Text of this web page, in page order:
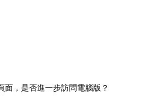
面，是否進一步訪問電腦版？